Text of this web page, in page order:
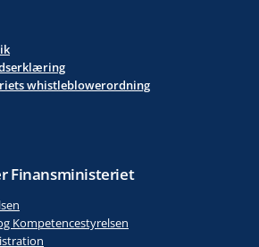
whistleblowerordning
Finansministeriet
Kompetencestyrelsen